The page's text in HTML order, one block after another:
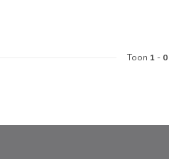
Toon 1 - 0